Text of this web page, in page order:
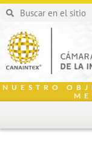
NUESTRO